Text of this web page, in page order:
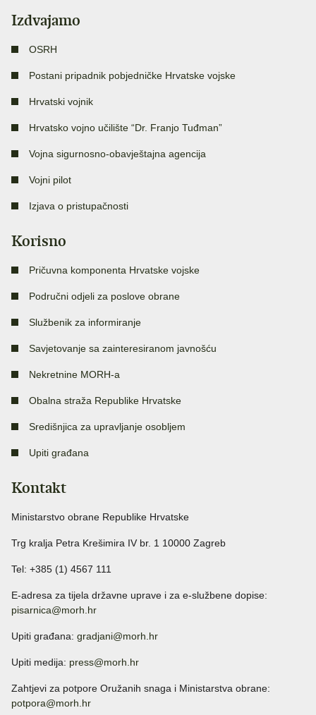
Izdvajamo
OSRH
Postani pripadnik pobjedničke Hrvatske vojske
Hrvatski vojnik
Hrvatsko vojno učilište “Dr. Franjo Tuđman”
Vojna sigurnosno-obavještajna agencija
Vojni pilot
Izjava o pristupačnosti
Korisno
Pričuvna komponenta Hrvatske vojske
Područni odjeli za poslove obrane
Službenik za informiranje
Savjetovanje sa zainteresiranom javnošću
Nekretnine MORH-a
Obalna straža Republike Hrvatske
Središnjica za upravljanje osobljem
Upiti građana
Kontakt
Ministarstvo obrane Republike Hrvatske
Trg kralja Petra Krešimira IV br. 1 10000 Zagreb
Tel: +385 (1) 4567 111
E-adresa za tijela državne uprave i za e-službene dopise:
pisarnica@morh.hr
Upiti građana: gradjani@morh.hr
Upiti medija: press@morh.hr
Zahtjevi za potpore Oružanih snaga i Ministarstva obrane:
potpora@morh.hr